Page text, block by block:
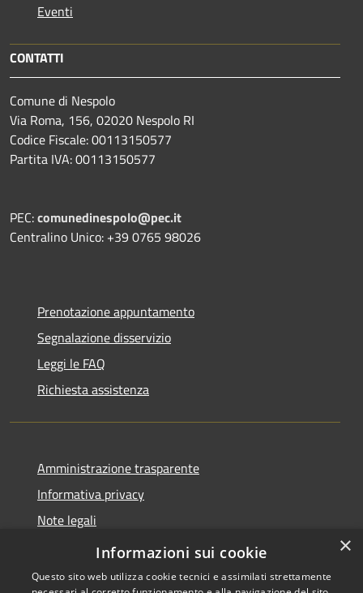
Eventi
CONTATTI
Comune di Nespolo
Via Roma, 156, 02020 Nespolo RI
Codice Fiscale: 00113150577
Partita IVA: 00113150577
PEC:comunedinespolo@pec.it
Centralino Unico: +39 0765 98026
Prenotazione appuntamento
Segnalazione disservizio
Leggi le FAQ
Richiesta assistenza
Amministrazione trasparente
Informativa privacy
Note legali
Dichiarazione di accessibilità
×
Informazioni sui cookie
Questo sito web utilizza cookie tecnici e assimilati strettamente